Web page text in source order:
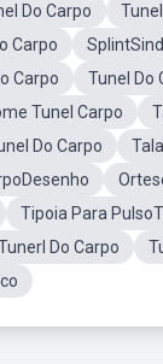
Do Carpo
Carpo
Carpo
Tunel Do
Tunel Carpo
Do Carpo
Tipoia Para
Do Carpo